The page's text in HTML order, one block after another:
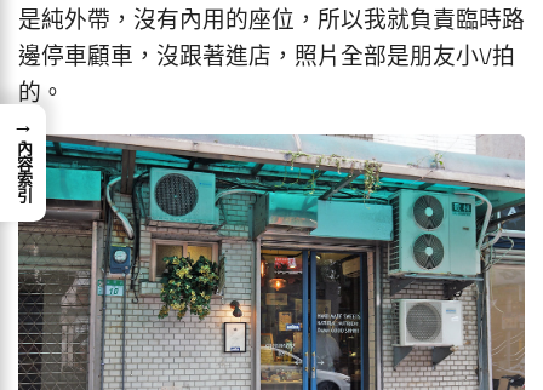
是純外帶，沒有內用的座位，所以我就負責臨時路
邊停車顧車，沒跟著進店，照片全部是朋友小V拍
的。
→
內容索引